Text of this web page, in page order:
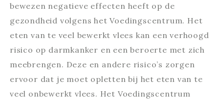
bewezen negatieve effecten heeft op de
gezondheid volgens het Voedingscentrum. Het
eten van te veel bewerkt vlees kan een verhoogd
risico op darmkanker en een beroerte met zich
meebrengen. Deze en andere risico’s zorgen
ervoor dat je moet opletten bij het eten van te
veel onbewerkt vlees. Het Voedingscentrum